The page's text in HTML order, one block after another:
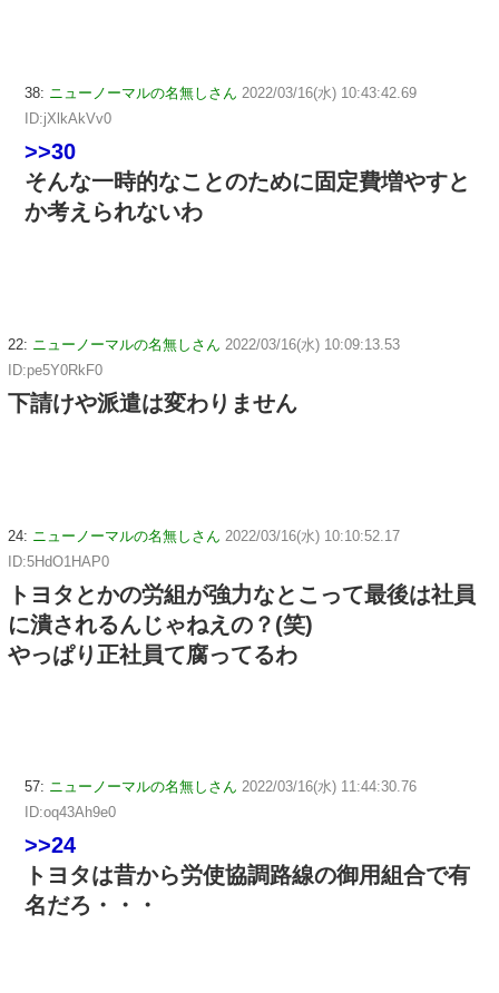
38: ニューノーマルの名無しさん 2022/03/16(水) 10:43:42.69
ID:jXlkAkVv0
>>30
そんな一時的なことのために固定費増やすと
か考えられないわ
22: ニューノーマルの名無しさん 2022/03/16(水) 10:09:13.53
ID:pe5Y0RkF0
下請けや派遣は変わりません
24: ニューノーマルの名無しさん 2022/03/16(水) 10:10:52.17
ID:5HdO1HAP0
トヨタとかの労組が強力なとこって最後は社員
に潰されるんじゃねえの？(笑)
やっぱり正社員て腐ってるわ
57: ニューノーマルの名無しさん 2022/03/16(水) 11:44:30.76
ID:oq43Ah9e0
>>24
トヨタは昔から労使協調路線の御用組合で有
名だろ・・・